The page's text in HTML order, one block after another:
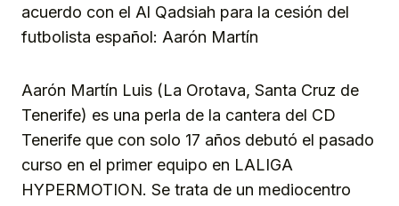
acuerdo con el Al Qadsiah para la cesión del
futbolista español: Aarón Martín
Aarón Martín Luis (La Orotava, Santa Cruz de
Tenerife) es una perla de la cantera del CD
Tenerife que con solo 17 años debutó el pasado
curso en el primer equipo en LALIGA
HYPERMOTION. Se trata de un mediocentro